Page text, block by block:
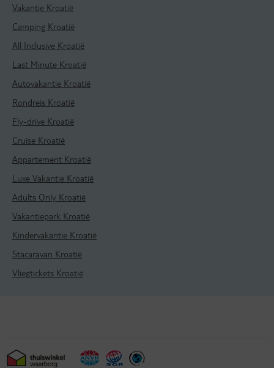
Vakantie Kroatië
Camping Kroatië
All Inclusive Kroatië
Last Minute Kroatië
Autovakantie Kroatië
Rondreis Kroatië
Fly-drive Kroatië
Cruise Kroatië
Appartement Kroatië
Luxe Vakantie Kroatië
Adults Only Kroatië
Vakantiepark Kroatië
Kindervakantie Kroatië
Stacaravan Kroatië
Vliegtickets Kroatië